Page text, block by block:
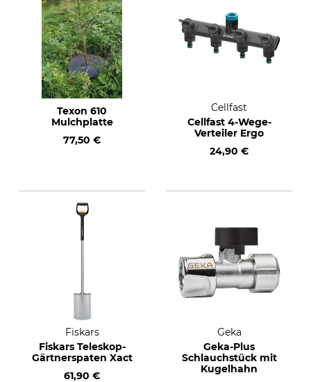
Texon 610
Mulchplatte
77,50 €
Cellfast
Cellfast 4-Wege-
Verteiler Ergo
24,90 €
Fiskars
Fiskars Teleskop-
Gärtnerspaten Xact
61,90 €
Geka
Geka-Plus
Schlauchstück mit
Kugelhahn